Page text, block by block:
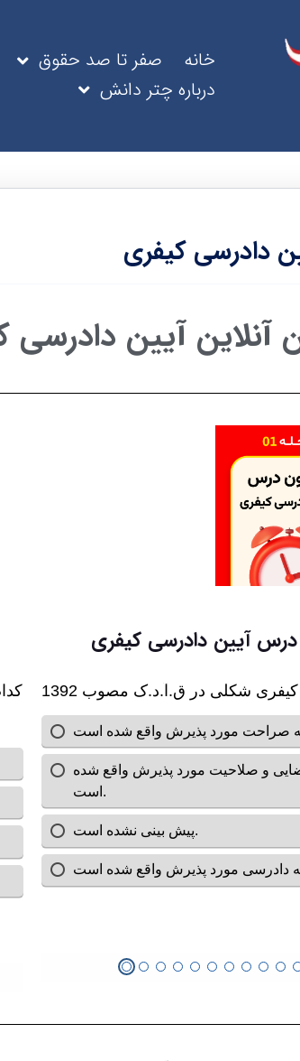
خانه صفر تا صد حقوق
درباره چتر دانش
درس آیین دادرسی کیفری